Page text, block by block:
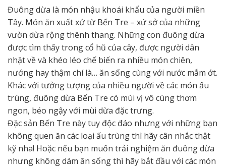
Đuông dừa là món nhậu khoái khẩu của người miền
Tây. Món ăn xuất xứ từ Bến Tre – xứ sở của những
vườn dừa rộng thênh thang. Những con đuông dừa
được tìm thấy trong cổ hũ của cây, được người dân
nhặt về và khéo léo chế biến ra nhiều món chiên,
nướng hay thậm chí là… ăn sống cùng với nước mắm ớt.
Khác với tưởng tượng của nhiều người về các món ấu
trùng, đuông dừa Bến Tre có mùi vị vô cùng thơm
ngon, béo ngậy với mùi dừa đặc trưng.
Đặc sản Bến Tre này tuy độc đáo nhưng với những bạn
không quen ăn các loại ấu trùng thì hãy cân nhắc thật
kỹ nha! Hoặc nếu bạn muốn trải nghiệm ăn đuông dừa
nhưng không dám ăn sống thì hãy bắt đầu với các món